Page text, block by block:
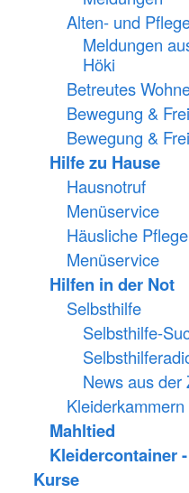
Alten- und
Meldungen
Höki
Betreutes
Bewegung &
Bewegung &
Hilfe zu Hause
Hausnotruf
Menüservice
Häusliche Pflege
Menüservice
Hilfen in der Not
Selbsthilfe
Selbsthilfe-
News aus der
Mahltied
Kleidercontainer
Kurse